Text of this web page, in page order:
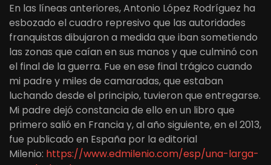
En las líneas anteriores, Antonio López Rodríguez ha
esbozado el cuadro represivo que las autoridades
franquistas dibujaron a medida que iban sometiendo
las zonas que caían en sus manos y que culminó con
el final de la guerra. Fue en ese final trágico cuando
mi padre y miles de camaradas, que estaban
luchando desde el principio, tuvieron que entregarse.
Mi padre dejó constancia de ello en un libro que
primero salió en Francia y, al año siguiente, en el 2013,
fue publicado en España por la editorial
Milenio: https://www.edmilenio.com/esp/una-larga-